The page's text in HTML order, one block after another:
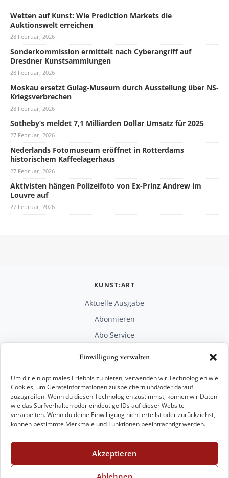
Einwilligung verwalten
Um dir ein optimales Erlebnis zu bieten, verwenden wir Technologien wie
Cookies, um Geräteinformationen zu speichern und/oder darauf
zuzugreifen. Wenn du diesen Technologien zustimmst, können wir Daten
wie das Surfverhalten oder eindeutige IDs auf dieser Website
verarbeiten. Wenn du deine Einwilligung nicht erteilst oder zurückziehst,
können bestimmte Merkmale und Funktionen beeinträchtigt werden.
Akzeptieren
Wetten auf Kunst: Wie Prediction Markets die
Auktionswelt erreichen
28 Februar, 2026
Sonderkommission ermittelt nach Cyberangriff auf
Dresdner Kunstsammlungen
28 Februar, 2026
Moskau ersetzt Gulag-Museum durch Ausstellung über NS-
Kriegsverbrechen
28 Februar, 2026
Sotheby’s meldet 7,1 Milliarden Dollar Umsatz für 2025
27 Februar, 2026
Nederlands Fotomuseum eröffnet in Rotterdams
historischem Kaffeelagerhaus
27 Februar, 2026
Aktivisten hängen Polizeifoto von Ex-Prinz Andrew im
Louvre auf
27 Februar, 2026
KUNST:ART
Aktuelle Ausgabe
Abonnieren
Abo Service
RECHTLICHES
Impressum
Datenschutz
KONTAKT
+49 221 29 28 27 21